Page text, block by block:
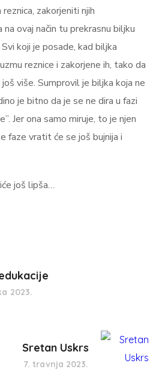
zakorjeniti njih
ovaj način tu prekrasnu biljku
koji je posade, kad biljka
reznice i zakorjene ih, tako da
više. Sumprovil je biljka koja ne
je bitno da je se ne dira u fazi
Jer ona samo miruje, to je njen
faze vratit će se još bujnija i
još lipša…
2023.
Sretan Uskrs
7. travnja 2023.